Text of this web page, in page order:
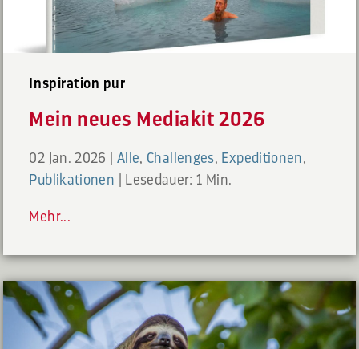
Inspiration pur
Mein neues Mediakit 2026
02 Jan. 2026 Alle Challenges Expeditionen
Publikationen
Lesedauer: 1 Min.
Mehr...